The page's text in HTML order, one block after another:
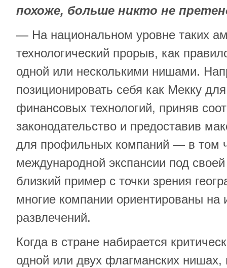
похоже, больше никто не
— На национальном уровне таких
технологический прорыв, как
одной или несколькими нишами.
позиционировать себя как Мекку
финансовых технологий, приняв
законодательство и предоставив
для профильных компаний — в том
международной экспансии под
близкий пример с точки зрения
многие компании ориентированы на
развлечений.
Когда в стране набирается
одной или двух флагманских нишах,